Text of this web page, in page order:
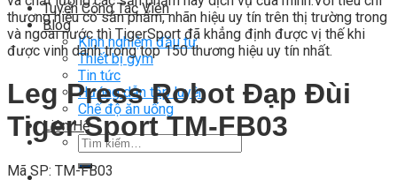
Tuyển Cộng Tác Viên
Blog
Kinh nghiệm đầu tư
Thiết bị gym
Tin tức
Hướng dẫn tập luyện
Chế độ ăn uống
Liên Hệ
Tìm
kiếm:
thương hiệu có sản phẩm, nhãn hiệu uy tín trên thị trường trong
và ngoài nước thì TigerSport đã khẳng định được vị thế khi
được vinh danh trong top 150 thương hiệu uy tín nhất.
Leg Press Robot Đạp Đùi
Tiger Sport TM-FB03
Mã SP: TM-FB03